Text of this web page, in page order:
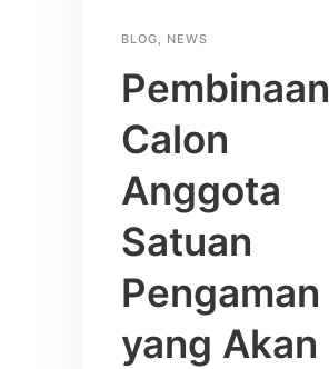
BLOG, NEWS
Pembinaan
Calon
Anggota
Satuan
Pengaman
yang Akan